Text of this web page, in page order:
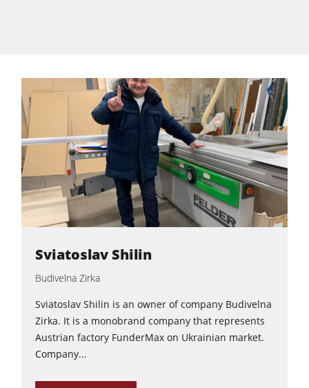
Ленточнопильные станки
Сверлильно-присадочные станки
Пильные центры
Прессы для брикетов
Прессы для горячего прессования заготовок и вакуумные прессы
Аспирационные установки с очисткой воздуха
Программное обеспечение F4Solutions
Sviatoslav Shilin
Budivelna Zirka
Sviatoslav Shilin is an owner of company Budivelna
Zirka. It is a monobrand company that represents
Austrian factory FunderMax on Ukrainian market.
Company...